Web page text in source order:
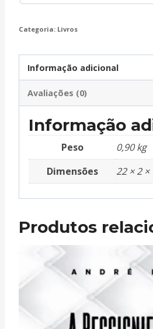
Categoria: Livros
Informação adicional
Avaliações (0)
Informação
Peso
0,90 kg
Dimensões
22 × 2 ×
Produtos